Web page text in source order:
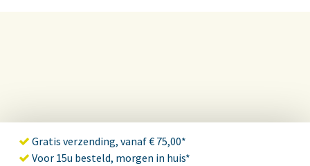
Gratis verzending, vanaf € 75,00*
Voor 15u besteld, morgen in huis*